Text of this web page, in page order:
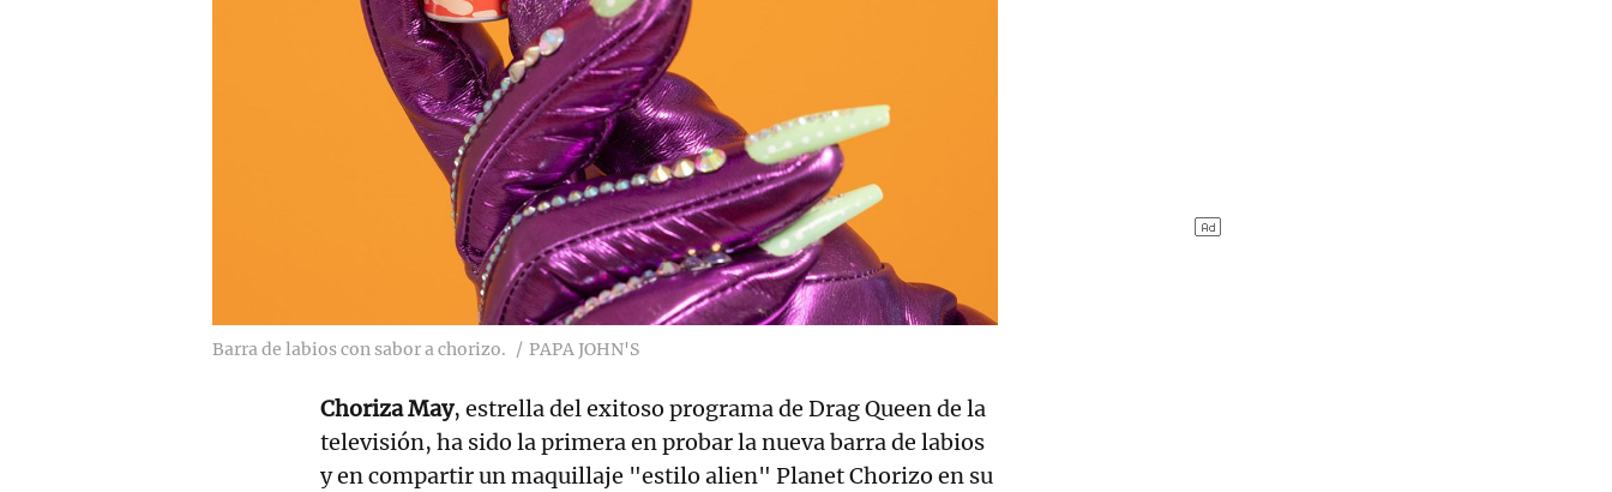
Barra de labios con sabor a chorizo. PAPA JOHN'S
Choriza May, estrella del exitoso programa de Drag Queen de la
televisión, ha sido la primera en probar la nueva barra de labios
y en compartir un maquillaje "estilo alien" Planet Chorizo en su